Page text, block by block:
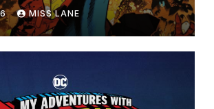
MISS LANE